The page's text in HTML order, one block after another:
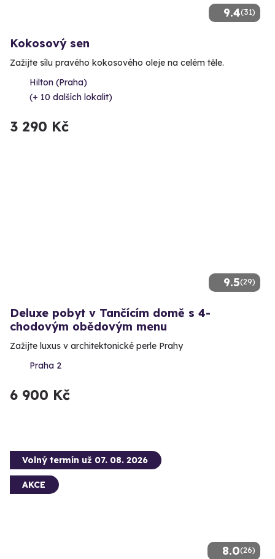
9.4(31)
Kokosový sen
Zažijte sílu pravého kokosového oleje na celém těle.
Hilton (Praha)
(+ 10 dalších lokalit)
3 290 Kč
9.5(29)
Deluxe pobyt v Tančícím domě s 4-
chodovým obědovým menu
Zažijte luxus v architektonické perle Prahy
Praha 2
6 900 Kč
8.0(26)
Volný termín už 07. 08. 2026
AKCE